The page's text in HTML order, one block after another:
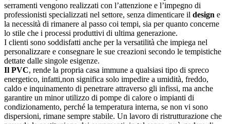
serramenti vengono realizzati con l’attenzione e l’impegno di
professionisti specializzati nel settore, senza dimenticare il design e
la necessità di rimanere al passo coi tempi, sia per quanto concerne
lo stile che i processi produttivi di ultima generazione.
I clienti sono soddisfatti anche per la versatilità che impiega nel
personalizzare e consegnare le sue creazioni secondo le tempistiche
dettate dalle singole esigenze.
Il PVC, rende la propria casa immune a qualsiasi tipo di spreco
energetico, infatti,non significa solo impedire a umidità, freddo,
caldo e inquinamento di penetrare attraverso gli infissi, ma anche
garantire un minor utilizzo di pompe di calore o impianti di
condizionamento, perché la temperatura interna, se non vi sono
dispersioni, rimane sempre stabile. Un lavoro di ristrutturazione che